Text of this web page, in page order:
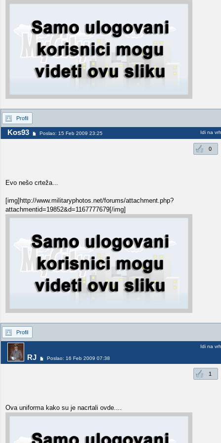
Profil
Kos93 Poslao: 15 Feb 2009 23:25 Idi na vrh
0
Evo nešo crteža...
[img]http://www.militaryphotos.net/forums/attachment.php?
attachmentid=19852&d=1167777679[/img]
Profil
RJ Poslao: 16 Feb 2009 07:38
Idi na vrh
1
Ova uniforma kako su je nacrtali ovde....